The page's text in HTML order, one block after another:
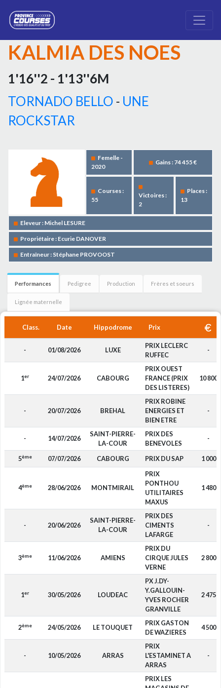
KALMIA DES NOES
1'16''2 - 1'13''6M
TORNADO BELLO - UNE
ROCKSTAR
Femelle -
2020
Gains : 74 455 €
Courses :
55
Victoires :
2
Places :
13
Eleveur : Michel LESURE
Propriétaire : Ecurie DANOVER
Entraîneur : Stéphane PROVOOST
Performances Pedigree Production Frères et soeurs
Lignée maternelle
Class. Date Hippodrome Prix
- 01/08/2026 LUXE
PRIX LECLERC
RUFFEC
-
1er 24/07/2026 CABOURG
PRIX OUEST
FRANCE (PRIX
DES LISTERES)
10 800
- 20/07/2026 BREHAL
PRIX ROBINE
ENERGIES ET
BIEN ETRE
-
- 14/07/2026
SAINT-PIERRE-
LA-COUR
PRIX DES
BENEVOLES
-
5ème 07/07/2026 CABOURG PRIX DU SAP 1 000
4ème 28/06/2026 MONTMIRAIL
PRIX
PONTHOU
UTILITAIRES
MAXUS
1 480
- 20/06/2026
SAINT-PIERRE-
LA-COUR
PRIX DES
CIMENTS
LAFARGE
-
3ème 11/06/2026 AMIENS
PRIX DU
CIRQUE JULES
VERNE
2 800
1er 30/05/2026 LOUDEAC
PX J.DY-
Y.GALLOUIN-
YVES ROCHER
GRANVILLE
2 475
2ème 24/05/2026 LE TOUQUET
PRIX GASTON
DE WAZIERES
4 500
- 10/05/2026 ARRAS
PRIX
L'ESTAMINET A
ARRAS
-
PRIX LES